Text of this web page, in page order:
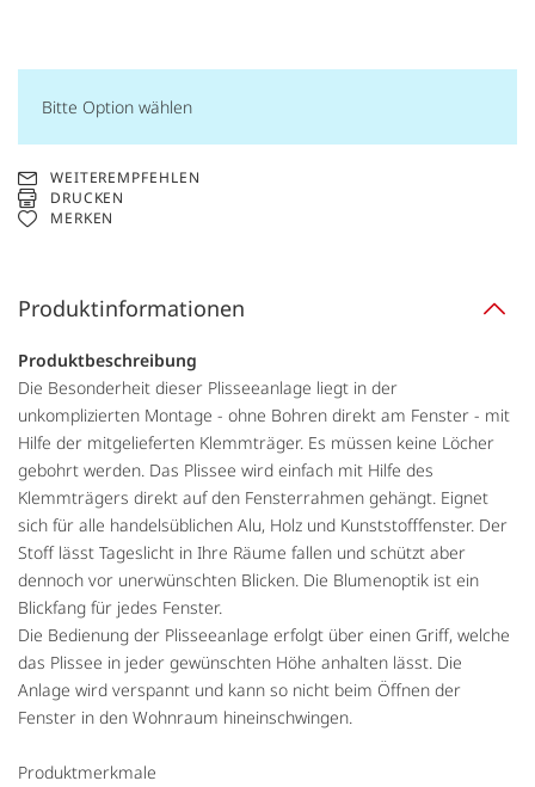
Bitte Option wählen
WEITEREMPFEHLEN
DRUCKEN
MERKEN
Produktinformationen
Produktbeschreibung
Die Besonderheit dieser Plisseeanlage liegt in der
unkomplizierten Montage - ohne Bohren direkt am Fenster - mit
Hilfe der mitgelieferten Klemmträger. Es müssen keine Löcher
gebohrt werden. Das Plissee wird einfach mit Hilfe des
Klemmträgers direkt auf den Fensterrahmen gehängt. Eignet
sich für alle handelsüblichen Alu, Holz und Kunststofffenster. Der
Stoff lässt Tageslicht in Ihre Räume fallen und schützt aber
dennoch vor unerwünschten Blicken. Die Blumenoptik ist ein
Blickfang für jedes Fenster.
Die Bedienung der Plisseeanlage erfolgt über einen Griff, welche
das Plissee in jeder gewünschten Höhe anhalten lässt. Die
Anlage wird verspannt und kann so nicht beim Öffnen der
Fenster in den Wohnraum hineinschwingen.
Produktmerkmale